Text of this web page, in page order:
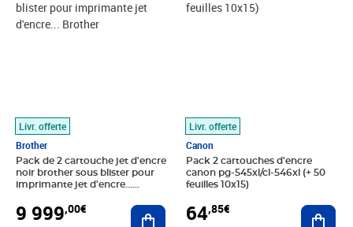
Livr. offerte
Brother
Pack de 2 cartouche jet d'encre
noir brother sous blister pour
imprimante jet d'encre...
9 999,00€ Ajouter au panier
Livr. offerte
Canon
Pack 2 cartouches d'encre
canon pg-545xl/cl-546xl (+ 50
feuilles 10x15)
64,85€